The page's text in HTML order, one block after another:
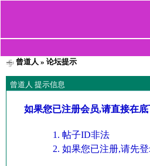
曾道人 » 论坛提示
曾道人 提示信息
如果您已注册会员,请直接在
帖子ID非法
如果您已注册,请先